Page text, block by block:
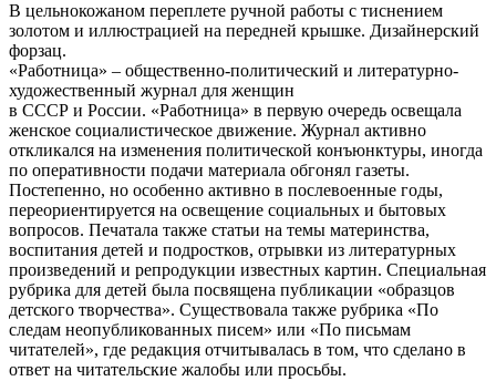
В цельнокожаном переплете ручной работы с тиснением
золотом и иллюстрацией на передней крышке. Дизайнерский
форзац.
«Работница» – общественно-политический и литературно-
художественный журнал для женщин
в СССР и России. «Работница» в первую очередь освещала
женское социалистическое движение. Журнал активно
откликался на изменения политической конъюнктуры, иногда
по оперативности подачи материала обгонял газеты.
Постепенно, но особенно активно в послевоенные годы,
переориентируется на освещение социальных и бытовых
вопросов. Печатала также статьи на темы материнства,
воспитания детей и подростков, отрывки из литературных
произведений и репродукции известных картин. Специальная
рубрика для детей была посвящена публикации «образцов
детского творчества». Существовала также рубрика «По
следам неопубликованных писем» или «По письмам
читателей», где редакция отчитывалась в том, что сделано в
ответ на читательские жалобы или просьбы.